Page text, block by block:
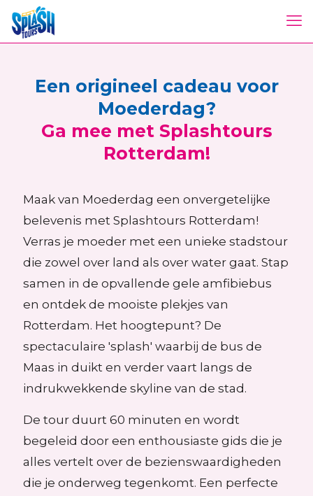
Een origineel cadeau voor
Moederdag?
Ga mee met Splashtours
Rotterdam!
Maak van Moederdag een onvergetelijke
belevenis met Splashtours Rotterdam!
Verras je moeder met een unieke stadstour
die zowel over land als over water gaat. Stap
samen in de opvallende gele amfibiebus
en ontdek de mooiste plekjes van
Rotterdam. Het hoogtepunt? De
spectaculaire 'splash' waarbij de bus de
Maas in duikt en verder vaart langs de
indrukwekkende skyline van de stad.
De tour duurt 60 minuten en wordt
begeleid door een enthousiaste gids die je
alles vertelt over de bezienswaardigheden
die je onderweg tegenkomt. Een perfecte